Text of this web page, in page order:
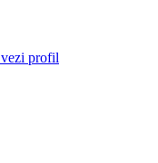
vezi profil